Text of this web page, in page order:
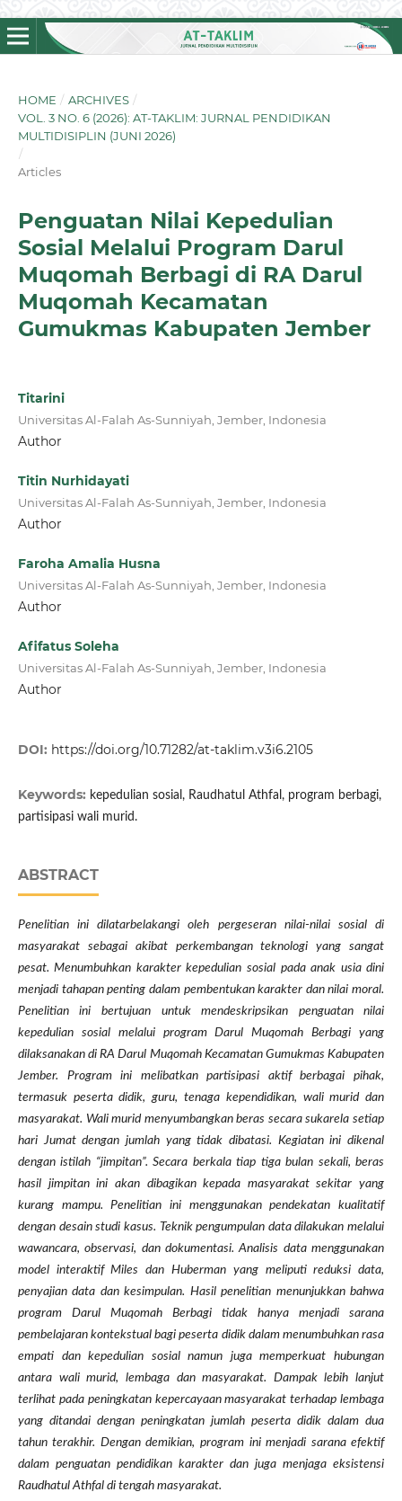
HOME / ARCHIVES /
VOL. 3 NO. 6 (2026): AT-TAKLIM: JURNAL PENDIDIKAN
MULTIDISIPLIN (JUNI 2026)
/
Articles
Penguatan Nilai Kepedulian
Sosial Melalui Program Darul
Muqomah Berbagi di RA Darul
Muqomah Kecamatan
Gumukmas Kabupaten Jember
Titarini
Universitas Al-Falah As-Sunniyah, Jember, Indonesia
Author
Titin Nurhidayati
Universitas Al-Falah As-Sunniyah, Jember, Indonesia
Author
Faroha Amalia Husna
Universitas Al-Falah As-Sunniyah, Jember, Indonesia
Author
Afifatus Soleha
Universitas Al-Falah As-Sunniyah, Jember, Indonesia
Author
DOI: https://doi.org/10.71282/at-taklim.v3i6.2105
Keywords: kepedulian sosial, Raudhatul Athfal, program berbagi,
partisipasi wali murid.
ABSTRACT
Penelitian ini dilatarbelakangi oleh pergeseran nilai-nilai sosial di
masyarakat sebagai akibat perkembangan teknologi yang sangat
pesat. Menumbuhkan karakter kepedulian sosial pada anak usia dini
menjadi tahapan penting dalam pembentukan karakter dan nilai moral.
Penelitian ini bertujuan untuk mendeskripsikan penguatan nilai
kepedulian sosial melalui program Darul Muqomah Berbagi yang
dilaksanakan di RA Darul Muqomah Kecamatan Gumukmas Kabupaten
Jember. Program ini melibatkan partisipasi aktif berbagai pihak,
termasuk peserta didik, guru, tenaga kependidikan, wali murid dan
masyarakat. Wali murid menyumbangkan beras secara sukarela setiap
hari Jumat dengan jumlah yang tidak dibatasi. Kegiatan ini dikenal
dengan istilah “jimpitan”. Secara berkala tiap tiga bulan sekali, beras
hasil jimpitan ini akan dibagikan kepada masyarakat sekitar yang
kurang mampu. Penelitian ini menggunakan pendekatan kualitatif
dengan desain studi kasus. Teknik pengumpulan data dilakukan melalui
wawancara, observasi, dan dokumentasi. Analisis data menggunakan
model interaktif Miles dan Huberman yang meliputi reduksi data,
penyajian data dan kesimpulan. Hasil penelitian menunjukkan bahwa
program Darul Muqomah Berbagi tidak hanya menjadi sarana
pembelajaran kontekstual bagi peserta didik dalam menumbuhkan rasa
empati dan kepedulian sosial namun juga memperkuat hubungan
antara wali murid, lembaga dan masyarakat. Dampak lebih lanjut
terlihat pada peningkatan kepercayaan masyarakat terhadap lembaga
yang ditandai dengan peningkatan jumlah peserta didik dalam dua
tahun terakhir. Dengan demikian, program ini menjadi sarana efektif
dalam penguatan pendidikan karakter dan juga menjaga eksistensi
Raudhatul Athfal di tengah masyarakat.